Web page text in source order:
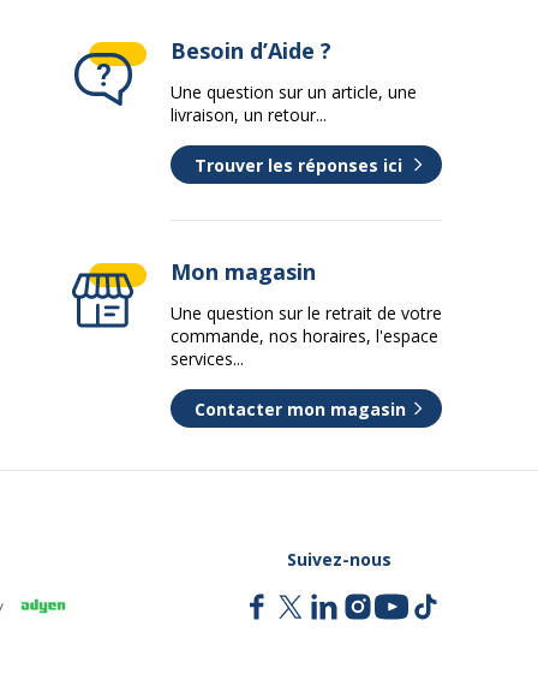
Besoin d’Aide ?
Une question sur un article, une
livraison, un retour...
Trouver les réponses ici
Mon magasin
Une question sur le retrait de votre
commande, nos horaires, l'espace
services...
Contacter mon magasin
Suivez-nous